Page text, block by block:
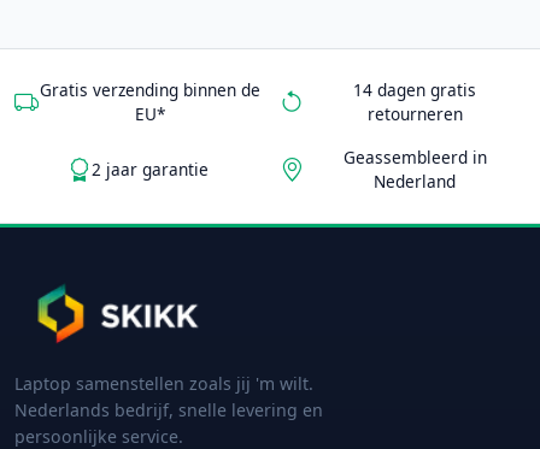
Gratis verzending binnen de
EU*
14 dagen gratis
retourneren
2 jaar garantie
Geassembleerd in
Nederland
Laptop samenstellen zoals jij 'm wilt.
Nederlands bedrijf, snelle levering en
persoonlijke service.